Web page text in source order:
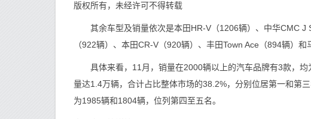
版权所有，未经许可不得转载
其余车型及销量依次是本田HR-V（1206辆）、中华CMC J
（922辆）、本田CR-V（920辆）、丰田Town Ace（894辆）和
具体来看，11月，销量在2000辆以上的汽车品牌有3款，均
量达1.4万辆，合计占比整体市场的38.2%，分别位居第一和第
为1985辆和1804辆，位列第四至五名。